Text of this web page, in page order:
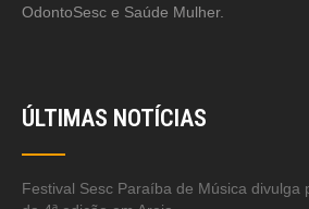
OdontoSesc e Saúde Mulher.
ÚLTIMAS NOTÍCIAS
Festival Sesc Paraíba de Música divulga